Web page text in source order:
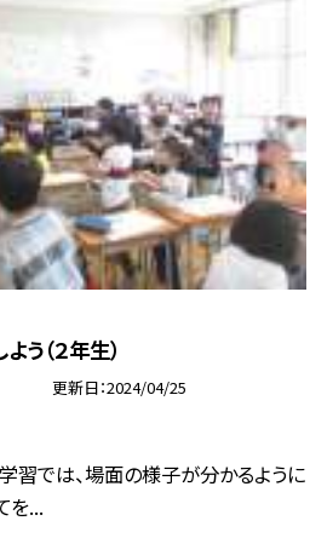
う（２年生）
更新日 2024/04/25
学習では、場面の様子が分かるように
を...